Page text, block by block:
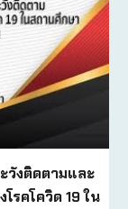
วังติดตามและ
รคโควิด 19 ใน